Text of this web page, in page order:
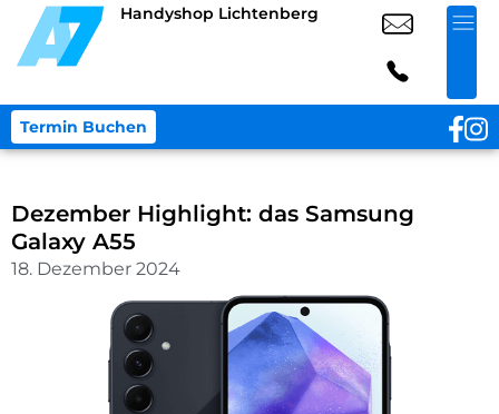
Handyshop Lichtenberg
Termin Buchen
Dezember Highlight: das Samsung
Galaxy A55
18. Dezember 2024